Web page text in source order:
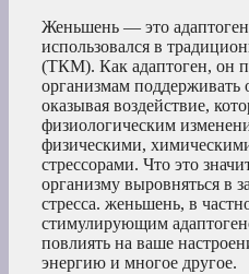
Женьшень — это
использовался в
(ТКМ). Как адаптоген, он
организмам поддерживать
оказывая воздействие,
физиологическим
физическими,
стрессорами. Что это
организму выровняться в
стресса. женьшень, в
стимулирующим
повлиять на ваше
энергию и многое другое.